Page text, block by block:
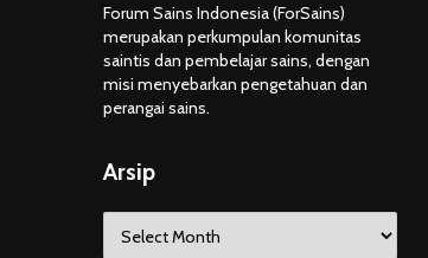
Forum Sains Indonesia (ForSains)
merupakan perkumpulan komunitas
saintis dan pembelajar sains, dengan
misi menyebarkan pengetahuan dan
perangai sains.
Arsip